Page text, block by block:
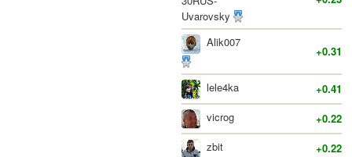
Uvarovsky
Alik007
+0.31
lele4ka
+0.41
vicrog
+0.22
zbit
+0.22